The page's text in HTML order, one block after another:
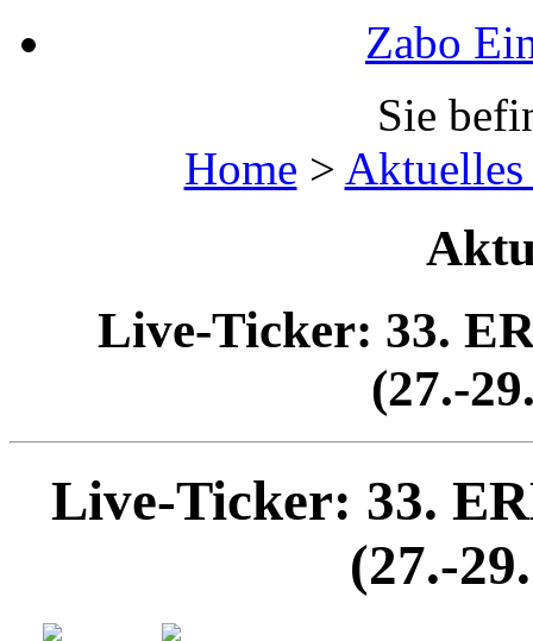
Zabo
Sie
Home > Aktuelles
Live-Ticker: 33.
(27.-
Live-Ticker: 33.
(27.-